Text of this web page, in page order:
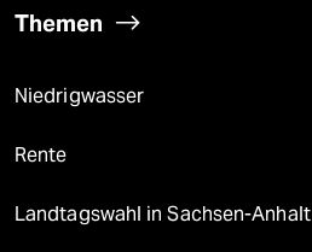
Themen
Niedrigwasser
Rente
Landtagswahl in Sachsen-Anhalt